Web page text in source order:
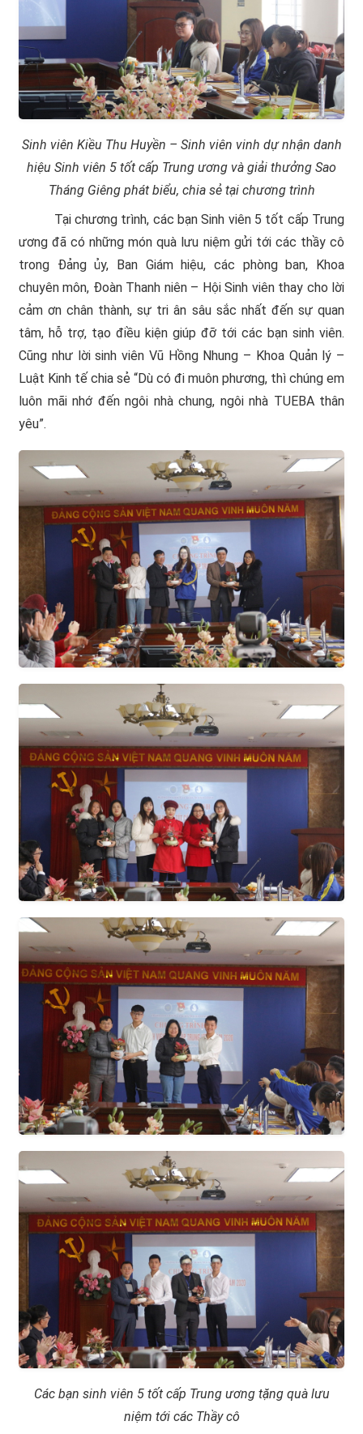
Sinh viên Kiều Thu Huyền – Sinh viên vinh dự nhận danh
hiệu Sinh viên 5 tốt cấp Trung ương và giải thưởng Sao
Tháng Giêng phát biểu, chia sẻ tại chương trình
Tại chương trình, các bạn Sinh viên 5 tốt cấp Trung
ương đã có những món quà lưu niệm gửi tới các thầy cô
trong Đảng ủy, Ban Giám hiệu, các phòng ban, Khoa
chuyên môn, Đoàn Thanh niên – Hội Sinh viên thay cho lời
cảm ơn chân thành, sự tri ân sâu sắc nhất đến sự quan
tâm, hỗ trợ, tạo điều kiện giúp đỡ tới các bạn sinh viên.
Cũng như lời sinh viên Vũ Hồng Nhung – Khoa Quản lý –
Luật Kinh tế chia sẻ “Dù có đi muôn phương, thì chúng em
luôn mãi nhớ đến ngôi nhà chung, ngôi nhà TUEBA thân
yêu”.
Các bạn sinh viên 5 tốt cấp Trung ương tặng quà lưu
niệm tới các Thầy cô